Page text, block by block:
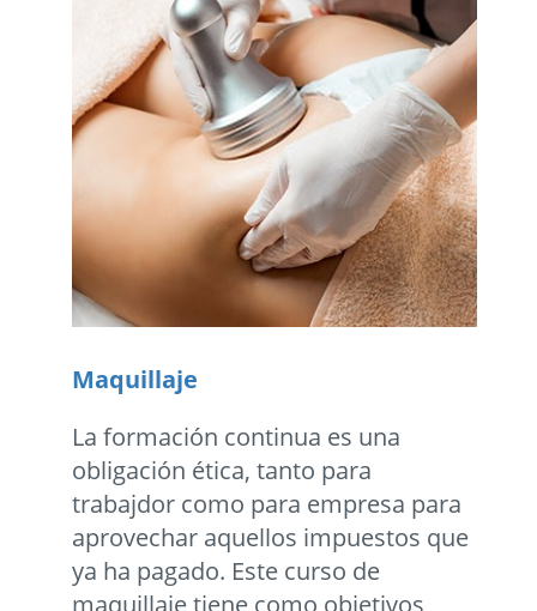
Maquillaje
La formación continua es una
obligación ética, tanto para
trabajdor como para empresa para
aprovechar aquellos impuestos que
ya ha pagado. Este curso de
maquillaje tiene como objetivos